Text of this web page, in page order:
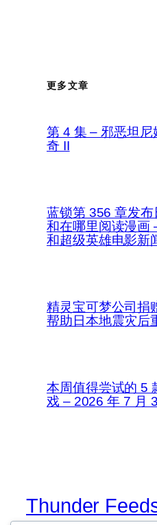
更多文章
第 4 集 – 邪恶坦尼
奇 II
蓝锁第 356 章发布
和在哪里阅读漫画
和超级英雄电影新
精灵宝可梦公司捐
帮助日本地震灾后
本周值得尝试的 5
戏 – 2026 年 7 月
Thunder